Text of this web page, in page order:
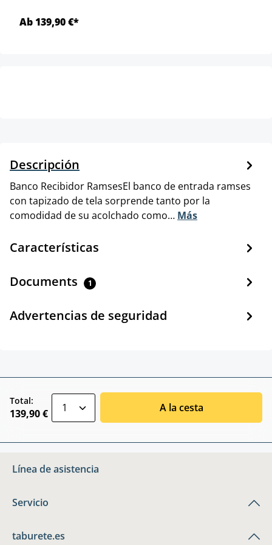
Ab 139,90 €*
Descripción
Banco Recibidor RamsesEl banco de entrada ramses
con tapizado de tela sorprende tanto por la
comodidad de su acolchado como… Más
Características
Documents 1
Advertencias de seguridad
Total:
139,90 € A la cesta
Línea de asistencia
Servicio
taburete.es